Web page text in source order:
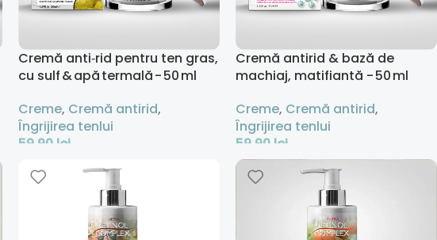
Cremă anti‑rid pentru ten gras,
cu sulf & apă termală - 50 ml
Creme, Cremă antirid,
Îngrijirea tenlui
59,90 lei
Adaugă În Coș
Cremă antirid & bază de
machiaj, matifiantă - 50 ml
Creme, Cremă antirid,
Îngrijirea tenlui
59,90 lei
Adaugă În Coș